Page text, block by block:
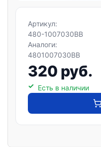
Артикул:
480-1007030BB
Аналоги:
4801007030BB
320 руб.
Есть в наличии